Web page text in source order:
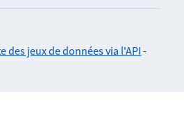
des jeux de données via l'API -